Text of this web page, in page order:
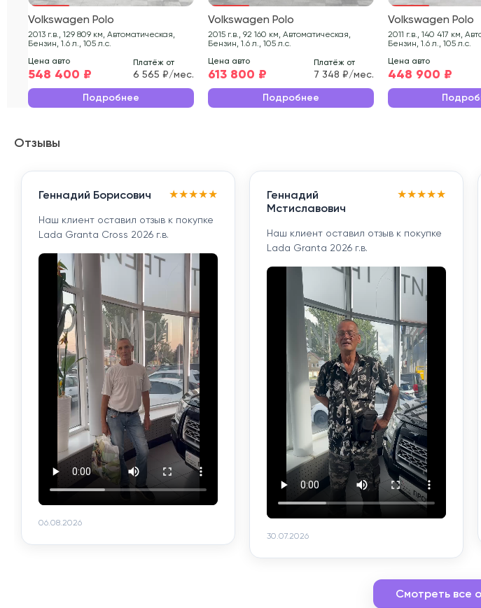
Volkswagen Polo
2013 г.в., 129 809 км, Автоматическая,
Бензин, 1.6 л., 105 л.с.
Цена авто
548 400 ₽
Платёж от
6 565 ₽/мес.
Подробнее
Volkswagen Polo
2015 г.в., 92 160 км, Автоматическая,
Бензин, 1.6 л., 105 л.с.
Цена авто
613 800 ₽
Платёж от
7 348 ₽/мес.
Подробнее
Volkswagen Polo
2011 г.в., 140 417 км, Автоматическая,
Бензин, 1.6 л., 105 л.с.
Цена авто
448 900 ₽
Отзывы
Геннадий Борисович ★★★★★
Наш клиент оставил отзыв к покупке
Lada Granta Cross 2026 г.в.
06.08.2026
Геннадий
Мстиславович
★★★★★
Наш клиент оставил отзыв к покупке
Lada Granta 2026 г.в.
30.07.2026
Смотреть все